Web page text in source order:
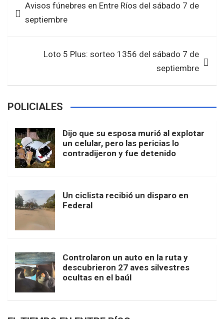
o
o
k
A
p
de
entradas
Avisos fúnebres en Entre Ríos del sábado 7 de
septiembre
Loto 5 Plus: sorteo 1356 del sábado 7 de
septiembre
POLICIALES
Dijo que su esposa murió al explotar
un celular, pero las pericias lo
contradijeron y fue detenido
Un ciclista recibió un disparo en
Federal
Controlaron un auto en la ruta y
descubrieron 27 aves silvestres
ocultas en el baúl